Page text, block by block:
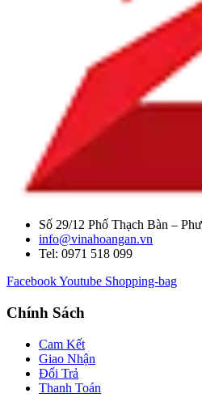
Số 29/12 Phố Thạch Bàn –
info@vinahoangan.vn
Tel: 0971 518 099
FacebookYoutube Shopping-bag
Chính Sách
Cam Kết
Giao Nhận
Đổi Trả
Thanh Toán